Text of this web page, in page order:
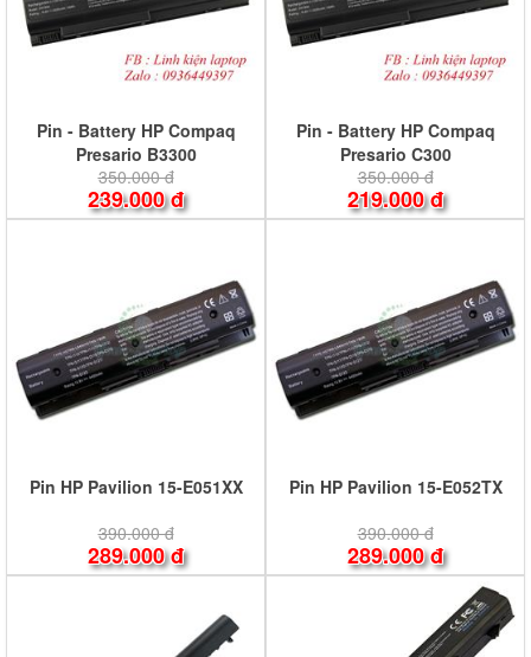
Pin - Battery HP Compaq
Presario B3300
350.000 đ
239.000 đ
Pin - Battery HP Compaq
Presario C300
350.000 đ
219.000 đ
Pin HP Pavilion 15-E051XX
390.000 đ
289.000 đ
Pin HP Pavilion 15-E052TX
390.000 đ
289.000 đ